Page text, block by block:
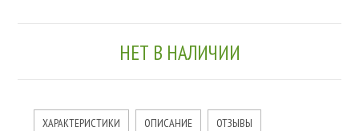
НЕТ В НАЛИЧИИ
ХАРАКТЕРИСТИКИ ОПИСАНИЕ ОТЗЫВЫ